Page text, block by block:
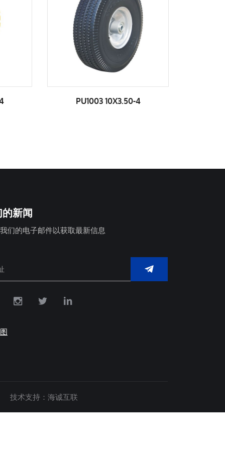
PU1003 10X3.50-4
新闻
们的电子邮件以获取最新信息
技术支持：海诚互联